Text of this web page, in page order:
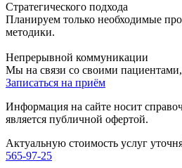
Стратегического подхода
Планируем только необходимые
методики.
Непрерывной коммуникации
Мы на связи со своими
Записаться на приём
Информация на сайте носит
является публичной офертой.
Актуальную стоимость услуг
565-97-25